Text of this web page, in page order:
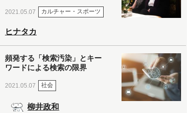
2021.05.07 カルチャー・スポーツ
ヒナタカ
頻発する「検索汚染」とキー
ワードによる検索の限界
2021.05.07 社会
柳井政和